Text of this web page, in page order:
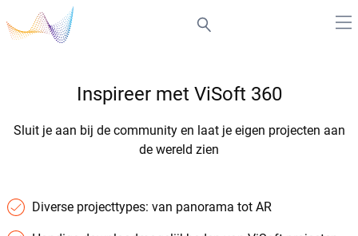
Inspireer met ViSoft 360
Sluit je aan bij de community en laat je eigen projecten aan
de wereld zien
Diverse projecttypes: van panorama tot AR